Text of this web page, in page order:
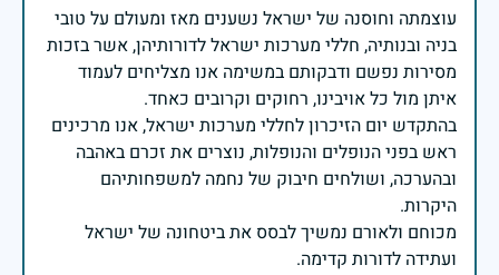
עוצמתה וחוסנה של ישראל נשענים מאז ומעולם על טובי
בניה ובנותיה, חללי מערכות ישראל לדורותיהן, אשר בזכות
מסירות נפשם ודבקותם במשימה אנו מצליחים לעמוד
בהתקדש יום הזיכרון לחללי מערכות ישראל, אנו מרכינים
ראש בפני הנופלים והנופלות, נוצרים את זכרם באהבה
ובהערכה, ושולחים חיבוק של נחמה למשפחותיהם
מכוחם ולאורם נמשיך לבסס את ביטחונה של ישראל
ועתידה לדורות קדימה.